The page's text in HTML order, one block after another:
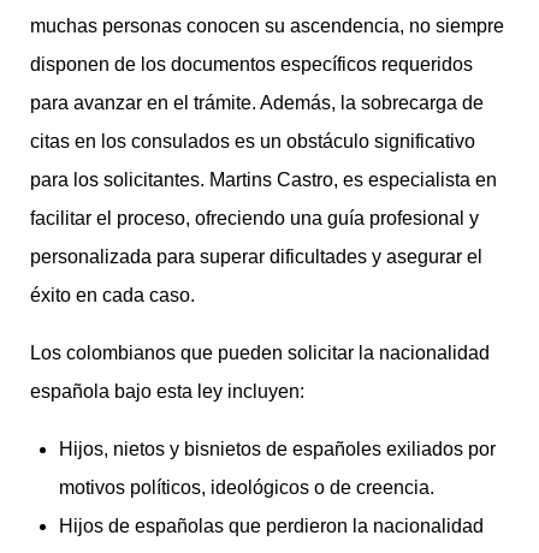
muchas personas conocen su ascendencia, no siempre
disponen de los documentos específicos requeridos
para avanzar en el trámite. Además, la sobrecarga de
citas en los consulados es un obstáculo significativo
para los solicitantes. Martins Castro, es especialista en
facilitar el proceso, ofreciendo una guía profesional y
personalizada para superar dificultades y asegurar el
éxito en cada caso.
Los colombianos que pueden solicitar la nacionalidad
española bajo esta ley incluyen:
Hijos, nietos y bisnietos de españoles exiliados por
motivos políticos, ideológicos o de creencia.
Hijos de españolas que perdieron la nacionalidad